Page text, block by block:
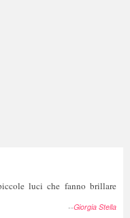
luci che fanno brillare
--Giorgia Stella